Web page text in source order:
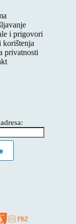
i prigovori
korištenja
privatnosti